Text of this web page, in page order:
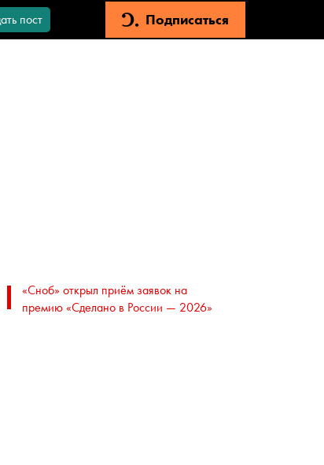
пост Подписаться
«Сноб» открыл приём заявок на
премию «Сделано в России — 2026»